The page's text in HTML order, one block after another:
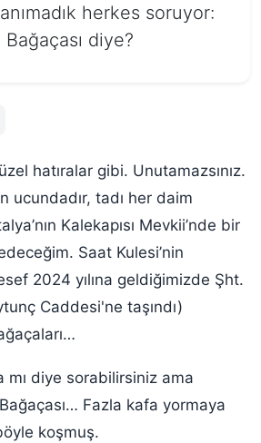
herkes soruyor:
diye?
hatıralar gibi. Unutamazsınız.
ucundadır, tadı her daim
Kalekapısı Mevkii’nde bir
Saat Kulesi’nin
2024 yılına geldiğimizde Şht.
Caddesi'ne taşındı)
mı diye sorabilirsiniz ama
Bağaçası… Fazla kafa yormaya
koşmuş.